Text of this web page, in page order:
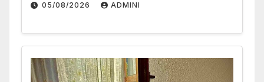
05/08/2026 ADMINI